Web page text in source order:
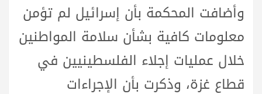
وأضافت المحكمة بأن إسرائيل لم تؤمن
معلومات كافية بشأن سلامة المواطنين
خلال عمليات إجلاء الفلسطينيين في
قطاع غزة، وذكرت بأن الإجراءات